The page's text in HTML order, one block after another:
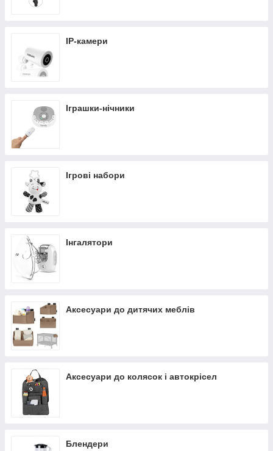
IP-камери
Іграшки-нічники
Ігрові набори
Інгалятори
Аксесуари до дитячих меблів
Аксесуари до колясок і автокрісел
Блендери